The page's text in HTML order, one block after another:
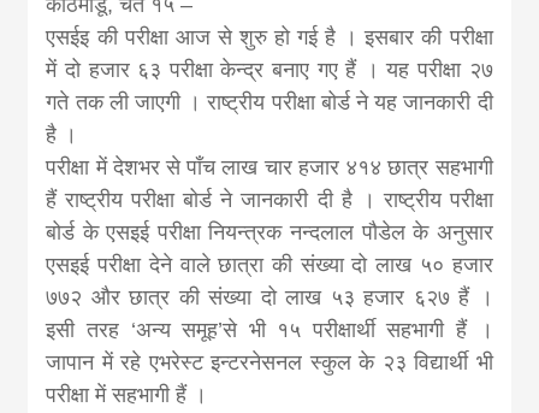
news,
khabar
एसईइ की परीक्षा आज से शुरु हो गई है । इसबार की परीक्षा
में दो हजार ६३ परीक्षा केन्द्र बनाए गए हैं । यह परीक्षा २७
गते तक ली जाएगी । राष्ट्रीय परीक्षा बोर्ड ने यह जानकारी दी
है ।
परीक्षा में देशभर से पाँच लाख चार हजार ४१४ छात्र सहभागी
हैं राष्ट्रीय परीक्षा बोर्ड ने जानकारी दी है । राष्ट्रीय परीक्षा
बोर्ड के एसइई परीक्षा नियन्त्रक नन्दलाल पौडेल के अनुसार
एसइई परीक्षा देने वाले छात्रा की संख्या दो लाख ५० हजार
७७२ और छात्र की संख्या दो लाख ५३ हजार ६२७ हैं ।
इसी तरह ‘अन्य समूह’से भी १५ परीक्षार्थी सहभागी हैं ।
जापान में रहे एभरेस्ट इन्टरनेसनल स्कुल के २३ विद्यार्थी भी
परीक्षा में सहभागी हैं ।